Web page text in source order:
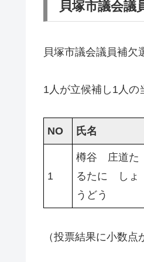
貝塚市議会議
貝塚市議会議員補欠
1人が立候補し1人の
NO 氏名
1
樽谷 庄道た
るたに しょ
うどう
（投票結果に小数